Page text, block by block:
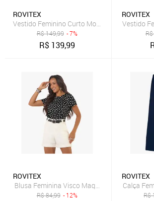
ROVITEX
Vestido Feminino Curto Molecotton Viscose
R$149,99 - 7%
R$ 139,99
ROVITEX
Vestido
R$
ROVITEX
Blusa Feminina Visco Maquinetado
R$84,99 - 12%
ROVITEX
Calça
R$